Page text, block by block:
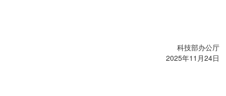
科技部办公厅
2025年11月24日